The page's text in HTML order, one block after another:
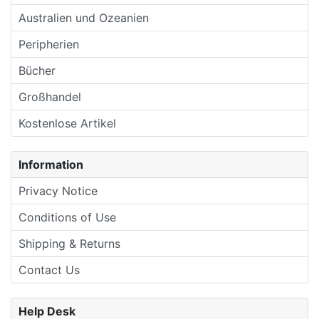
Australien und Ozeanien
Peripherien
Bücher
Großhandel
Kostenlose Artikel
Information
Privacy Notice
Conditions of Use
Shipping & Returns
Contact Us
Help Desk